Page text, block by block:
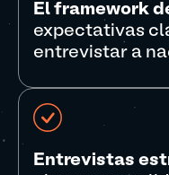
El framework
expectativas
entrevistar a
Entrevistas